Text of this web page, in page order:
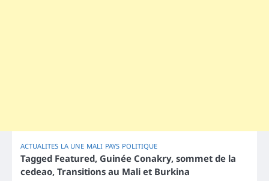
ACTUALITES LA UNE MALI PAYS POLITIQUE
Tagged Featured, Guinée Conakry, sommet de la
cedeao, Transitions au Mali et Burkina